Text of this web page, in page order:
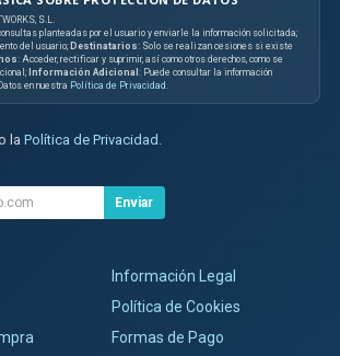
S.L.
planteadas por el usuario y enviarle la información solicitada;
del usuario; Destinatarios: Solo se realizan cesiones si existe
: Acceder, rectificar y suprimir, así como otros derechos, como se
Información Adicional : Puede consultar la información
en nuestra Política de Privacidad
la Política de Privacidad
Enviar
Información Legal
Política de Cookies
Formas de Pago